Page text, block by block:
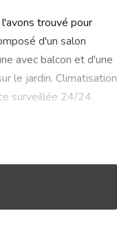
trouvé pour
d'un salon
avec balcon et d'une
le jardin. Climatisation
surveillée 24/24.